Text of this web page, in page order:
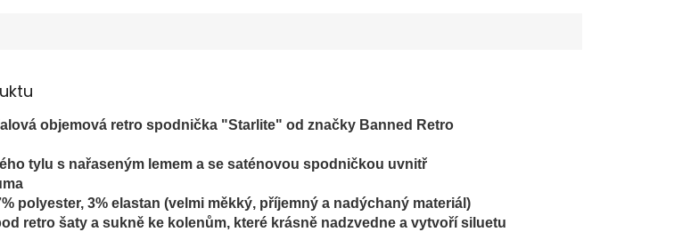
objemová retro spodnička "Starlite" od značky Banned Retro
tylu s nařaseným lemem a se saténovou spodničkou uvnitř
polyester, 3% elastan (velmi měkký, příjemný a nadýchaný materiál)
retro šaty a sukně ke kolenům, které krásně nadzvedne a vytvoří siluetu